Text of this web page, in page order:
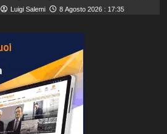
Luigi Salemi 8 Agosto 2026 : 17:35